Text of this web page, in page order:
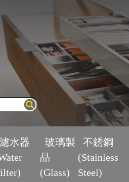
濾水器
玻璃製
品
(Glass)
不銹鋼
(Stainless
Steel)